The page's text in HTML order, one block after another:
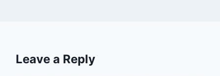
Leave a Reply